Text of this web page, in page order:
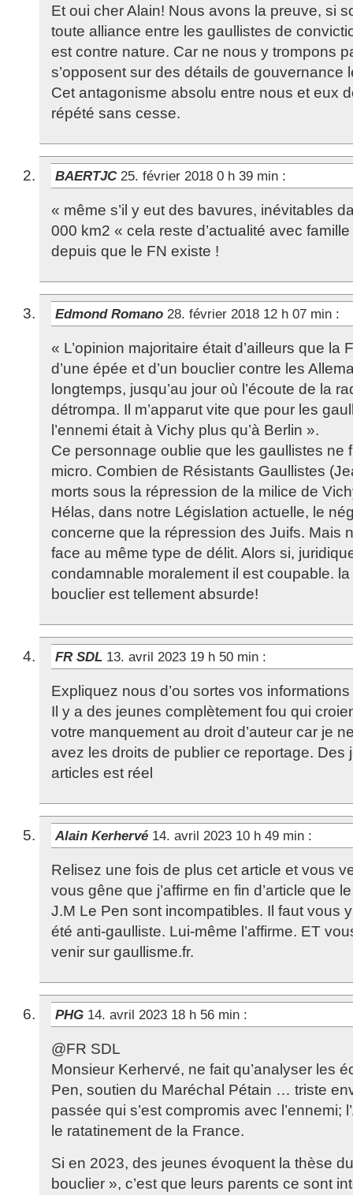
Et oui cher Alain! Nous avons la preuve, si
toute alliance entre les gaullistes de
est contre nature. Car ne nous y trompons
s’opposent sur des détails de gouvernance
Cet antagonisme absolu entre nous et eux
répété sans cesse.
BAERTJC 25. février 2018 0 h 39 min :
« même s’il y eut des bavures, inévitables
000 km2 « cela reste d’actualité avec
depuis que le FN existe !
Edmond Romano 28. février 2018 12 h 07 min :
« L’opinion majoritaire était d’ailleurs que la
d’une épée et d’un bouclier contre les
longtemps, jusqu’au jour où l’écoute de la
détrompa. Il m’apparut vite que pour les
l’ennemi était à Vichy plus qu’à Berlin ».
Ce personnage oublie que les gaullistes ne
micro. Combien de Résistants Gaullistes
morts sous la répression de la milice de
Hélas, dans notre Législation actuelle, le
concerne que la répression des Juifs. Mais
face au même type de délit. Alors si,
condamnable moralement il est coupable. la
bouclier est tellement absurde!
FR SDL 13. avril 2023 19 h 50 min :
Expliquez nous d’ou sortes vos
Il y a des jeunes complètement fou qui
votre manquement au droit d’auteur car je
avez les droits de publier ce reportage. Des
articles est réel
Alain Kerhervé 14. avril 2023 10 h 49 min :
Relisez une fois de plus cet article et vous
vous gêne que j’affirme en fin d’article que
J.M Le Pen sont incompatibles. Il faut vous
été anti-gaulliste. Lui-même l’affirme. ET
venir sur gaullisme.fr.
PHG 14. avril 2023 18 h 56 min :
@FR SDL
Monsieur Kerhervé, ne fait qu’analyser les
Pen, soutien du Maréchal Pétain … triste
passée qui s’est compromis avec l’ennemi;
le ratatinement de la France.
Si en 2023, des jeunes évoquent la thèse
bouclier », c’est que leurs parents ce sont